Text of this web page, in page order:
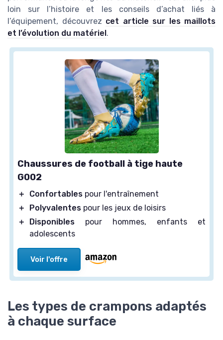
loin sur l’histoire et les conseils d’achat liés à
l’équipement, découvrez cet article sur les maillots
et l’évolution du matériel.
Chaussures de football à tige haute
G002
＋ Confortables pour l'entraînement
＋
Polyvalentes pour les jeux de loisirs
＋
Disponibles pour hommes, enfants et
adolescents
Voir l'offre
Les types de crampons adaptés
à chaque surface